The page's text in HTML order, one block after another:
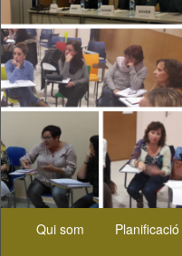
principal
Aneu
Qui som Planificació